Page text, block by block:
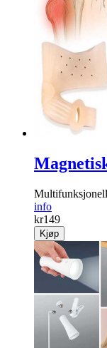
Multifunksjonell
info
kr149
Kjøp